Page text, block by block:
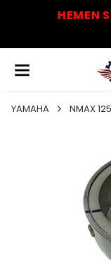
HEMEN
YAMAHA NMAX